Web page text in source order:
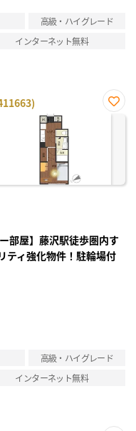
高級・ハイグレード
インターネット無料
お気
部屋】藤沢駅徒歩圏内す
ティ強化物件！駐輪場付
高級・ハイグレード
インターネット無料